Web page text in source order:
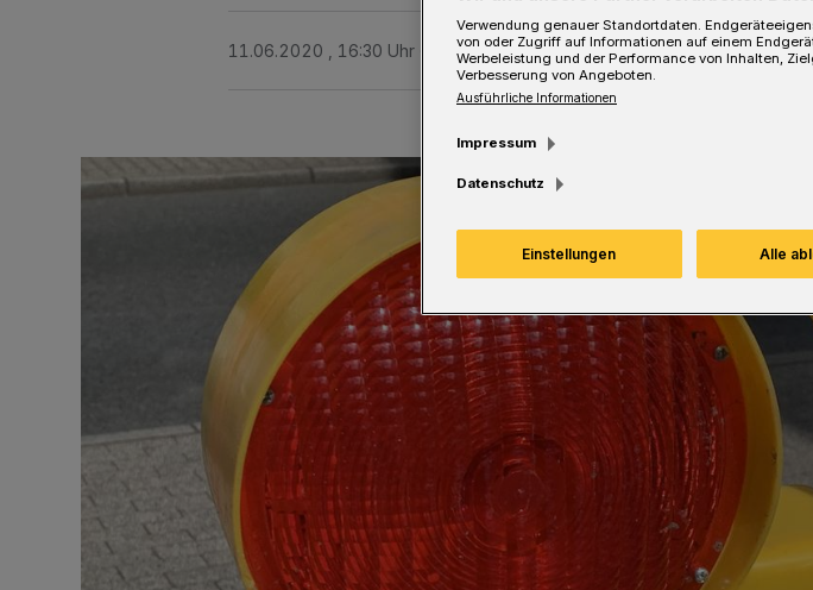
11.06.2020 , 16:30 Uhr Eine Minute Lesezeit
Verwendung genauer Standortdaten.
von oder Zugriff auf Informationen auf einem
Werbeleistung und der Performance von Inhalten,
Verbesserung von Angeboten.
Ausführliche Informationen
Impressum
Datenschutz
Einstellungen Alle